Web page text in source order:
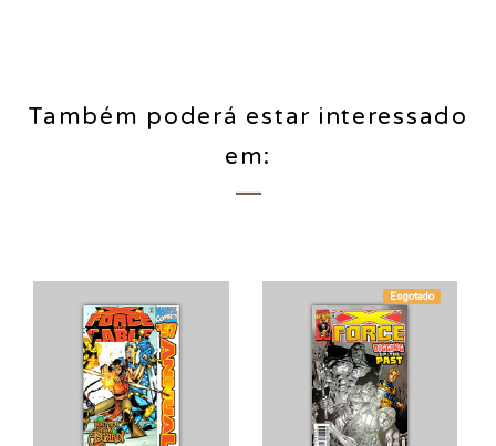
Também poderá estar interessado
em:
Esgotado